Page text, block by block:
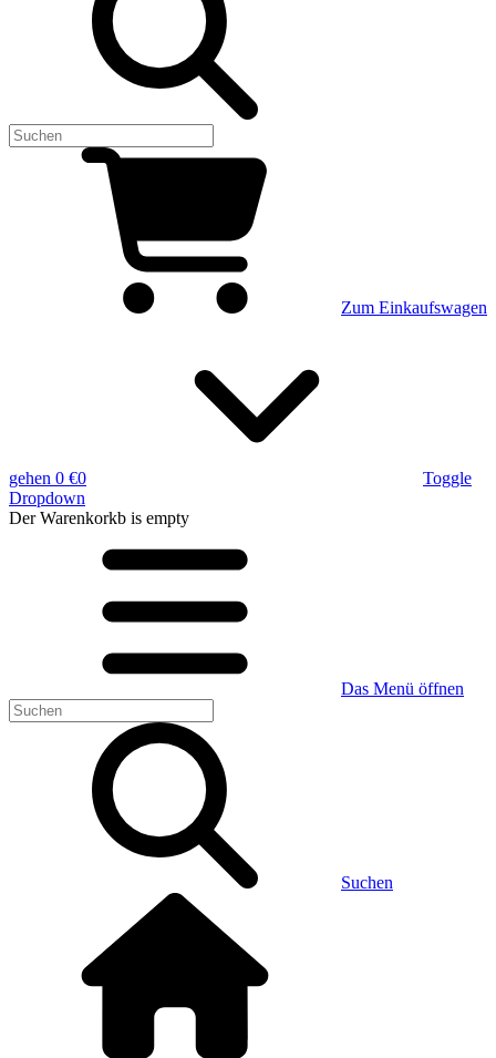
Zum Einkaufswagen
gehen 0 €0
Toggle
Dropdown
Der Warenkorkb is empty
Das Menü öffnen
Suchen